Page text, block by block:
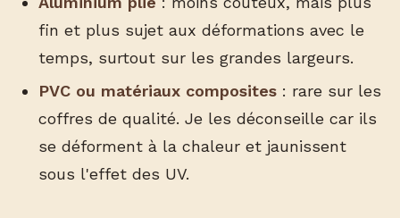
fin et plus sujet aux déformations avec le
temps, surtout sur les grandes largeurs.
PVC ou matériaux composites: rare sur les
coffres de qualité. Je les déconseille car ils
se déforment à la chaleur et jaunissent
sous l'effet des UV.